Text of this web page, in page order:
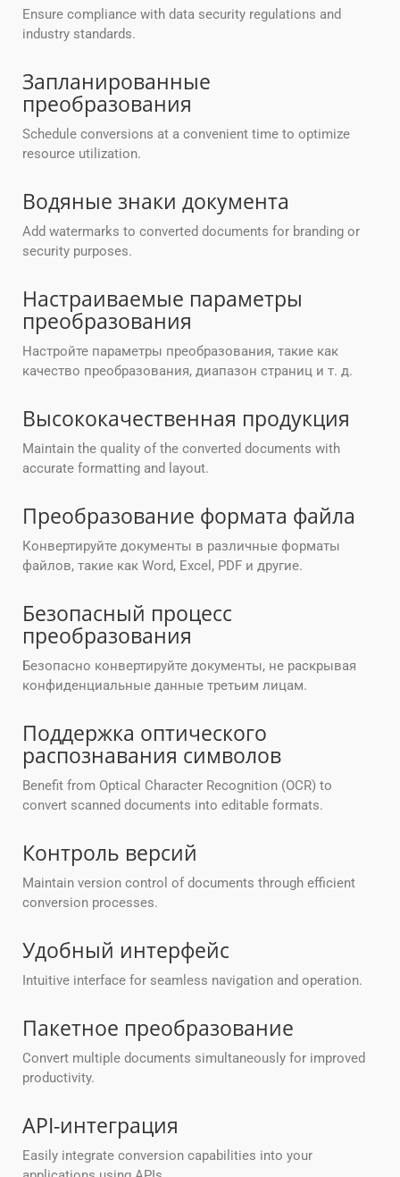
Ensure compliance with data security regulations and
industry standards.
Запланированные
преобразования
Schedule conversions at a convenient time to optimize
resource utilization.
Водяные знаки документа
Add watermarks to converted documents for branding or
security purposes.
Настраиваемые параметры
преобразования
Настройте параметры преобразования, такие как
качество преобразования, диапазон страниц и т. д.
Высококачественная продукция
Maintain the quality of the converted documents with
accurate formatting and layout.
Преобразование формата файла
Конвертируйте документы в различные форматы
файлов, такие как Word, Excel, PDF и другие.
Безопасный процесс
преобразования
Безопасно конвертируйте документы, не раскрывая
конфиденциальные данные третьим лицам.
Поддержка оптического
распознавания символов
Benefit from Optical Character Recognition (OCR) to
convert scanned documents into editable formats.
Контроль версий
Maintain version control of documents through efficient
conversion processes.
Удобный интерфейс
Intuitive interface for seamless navigation and operation.
Пакетное преобразование
Convert multiple documents simultaneously for improved
productivity.
API-интеграция
Easily integrate conversion capabilities into your